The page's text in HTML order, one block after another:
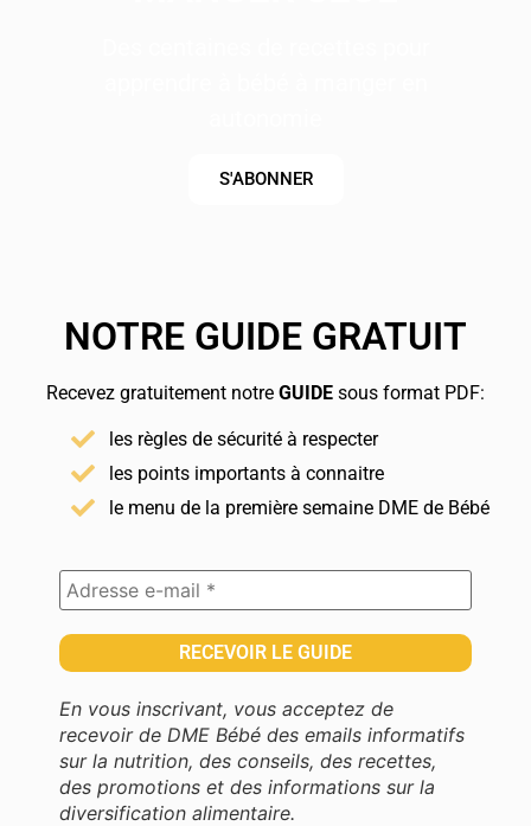
S'ABONNER
NOTRE GUIDE GRATUIT
Recevez gratuitement notre GUIDE sous format PDF:
les règles de sécurité à respecter
les points importants à connaitre
le menu de la première semaine DME de Bébé
En vous inscrivant, vous acceptez de
recevoir de DME Bébé des emails informatifs
sur la nutrition, des conseils, des recettes,
des promotions et des informations sur la
diversification alimentaire.